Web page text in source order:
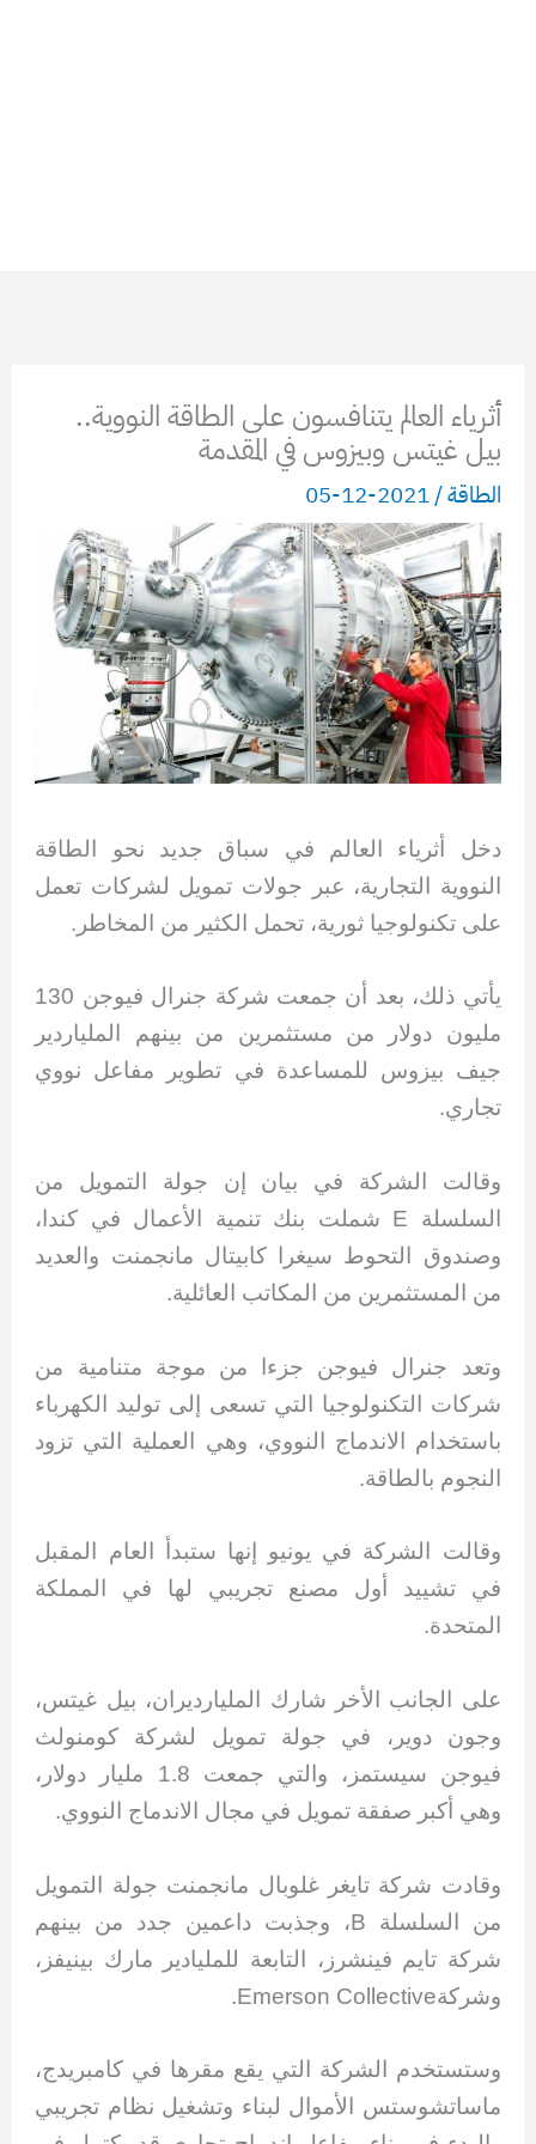
أثرياء العالم يتنافسون على الطاقة النووية..
بيل غيتس وبيزوس في المقدمة
الطاقة/
2021-12-05
دخل أثرياء العالم في سباق جديد نحو الطاقة
النووية التجارية، عبر جولات تمويل لشركات تعمل
على تكنولوجيا ثورية، تحمل الكثير من المخاطر.
يأتي ذلك، بعد أن جمعت شركة جنرال فيوجن 130
مليون دولار من مستثمرين من بينهم الملياردير
جيف بيزوس للمساعدة في تطوير مفاعل نووي
تجاري.
وقالت الشركة في بيان إن جولة التمويل من
السلسلة E شملت بنك تنمية الأعمال في كندا،
وصندوق التحوط سيغرا كابيتال مانجمنت والعديد
من المستثمرين من المكاتب العائلية.
وتعد جنرال فيوجن جزءا من موجة متنامية من
شركات التكنولوجيا التي تسعى إلى توليد الكهرباء
باستخدام الاندماج النووي، وهي العملية التي تزود
النجوم بالطاقة.
وقالت الشركة في يونيو إنها ستبدأ العام المقبل
في تشييد أول مصنع تجريبي لها في المملكة
المتحدة.
على الجانب الأخر شارك المليارديران، بيل غيتس،
وجون دوير، في جولة تمويل لشركة كومنولث
فيوجن سيستمز، والتي جمعت 1.8 مليار دولار،
وهي أكبر صفقة تمويل في مجال الاندماج النووي.
وقادت شركة تايغر غلوبال مانجمنت جولة التمويل
من السلسلة B، وجذبت داعمين جدد من بينهم
شركة تايم فينشرز، التابعة للمليادير مارك بينيفز،
وشركةEmerson Collective.
وستستخدم الشركة التي يقع مقرها في كامبريدج،
ماساتشوستس الأموال لبناء وتشغيل نظام تجريبي